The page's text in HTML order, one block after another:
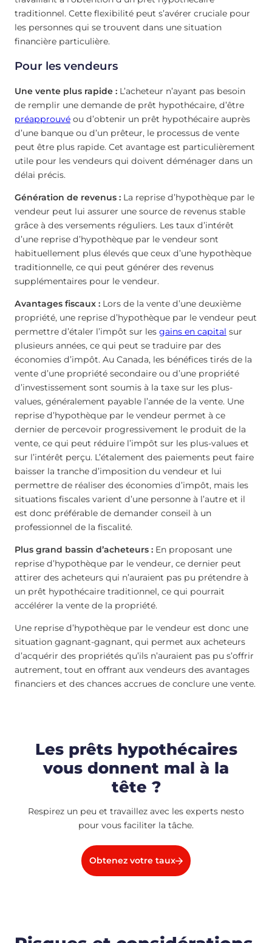
traditionnel. Cette flexibilité peut s’avérer cruciale pour
les personnes qui se trouvent dans une situation
financière particulière.
Pour les vendeurs
Une vente plus rapide : L’acheteur n’ayant pas besoin
de remplir une demande de prêt hypothécaire, d’être
préapprouvé ou d’obtenir un prêt hypothécaire auprès
d’une banque ou d’un prêteur, le processus de vente
peut être plus rapide. Cet avantage est particulièrement
utile pour les vendeurs qui doivent déménager dans un
délai précis.
Génération de revenus : La reprise d’hypothèque par le
vendeur peut lui assurer une source de revenus stable
grâce à des versements réguliers. Les taux d’intérêt
d’une reprise d’hypothèque par le vendeur sont
habituellement plus élevés que ceux d’une hypothèque
traditionnelle, ce qui peut générer des revenus
supplémentaires pour le vendeur.
Avantages fiscaux : Lors de la vente d’une deuxième
propriété, une reprise d’hypothèque par le vendeur peut
permettre d’étaler l’impôt sur les gains en capital sur
plusieurs années, ce qui peut se traduire par des
économies d’impôt. Au Canada, les bénéfices tirés de la
vente d’une propriété secondaire ou d’une propriété
d’investissement sont soumis à la taxe sur les plus-
values, généralement payable l’année de la vente. Une
reprise d’hypothèque par le vendeur permet à ce
dernier de percevoir progressivement le produit de la
vente, ce qui peut réduire l’impôt sur les plus-values et
sur l’intérêt perçu. L’étalement des paiements peut faire
baisser la tranche d’imposition du vendeur et lui
permettre de réaliser des économies d’impôt, mais les
situations fiscales varient d’une personne à l’autre et il
est donc préférable de demander conseil à un
professionnel de la fiscalité.
Plus grand bassin d’acheteurs : En proposant une
reprise d’hypothèque par le vendeur, ce dernier peut
attirer des acheteurs qui n’auraient pas pu prétendre à
un prêt hypothécaire traditionnel, ce qui pourrait
accélérer la vente de la propriété.
Une reprise d’hypothèque par le vendeur est donc une
situation gagnant-gagnant, qui permet aux acheteurs
d’acquérir des propriétés qu’ils n’auraient pas pu s’offrir
autrement, tout en offrant aux vendeurs des avantages
financiers et des chances accrues de conclure une vente.
Les prêts hypothécaires
vous donnent mal à la
tête ?
Respirez un peu et travaillez avec les experts nesto
pour vous faciliter la tâche.
Obtenez votre taux